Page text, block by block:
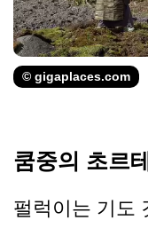
© gigaplaces.com
쿰중의 초르
펄럭이는 기도